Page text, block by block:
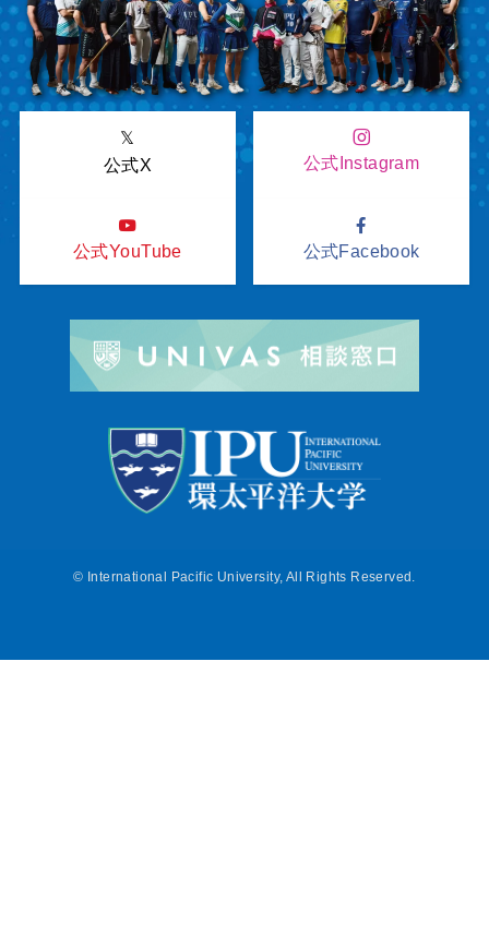
𝕏
公式X
公式Instagram
公式YouTube 公式Facebook
© International Pacific University, All Rights Reserved.